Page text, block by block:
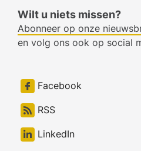
Wilt u niets missen?
Abonneer op onze
en volg ons ook op social
Facebook
RSS
LinkedIn